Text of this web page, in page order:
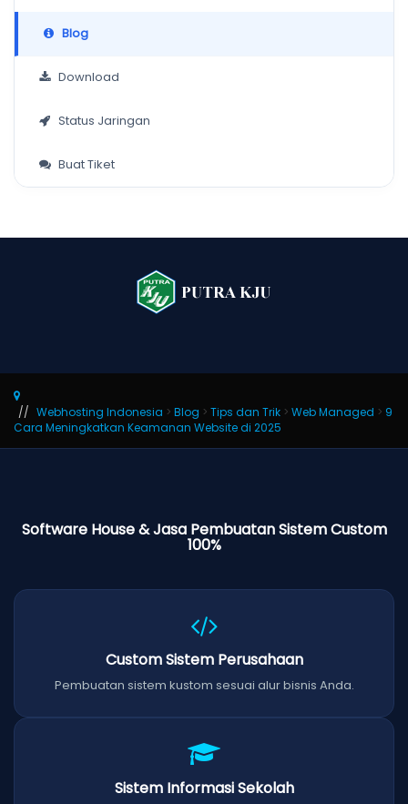
Blog
Download
Status Jaringan
Buat Tiket
Webhosting Indonesia > Blog > Tips dan Trik > Web Managed > 9
Cara Meningkatkan Keamanan Website di 2025
Software House & Jasa Pembuatan Sistem Custom
100%
Custom Sistem Perusahaan
Pembuatan sistem kustom sesuai alur bisnis Anda.
Sistem Informasi Sekolah